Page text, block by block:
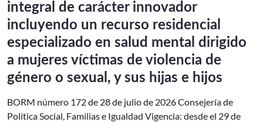
integral de carácter innovador
incluyendo un recurso residencial
especializado en salud mental dirigido
a mujeres víctimas de violencia de
género o sexual, y sus hijas e hijos
BORM número 172 de 28 de julio de 2026 Consejería de
Política Social, Familias e Igualdad Vigencia: desde el 29 de